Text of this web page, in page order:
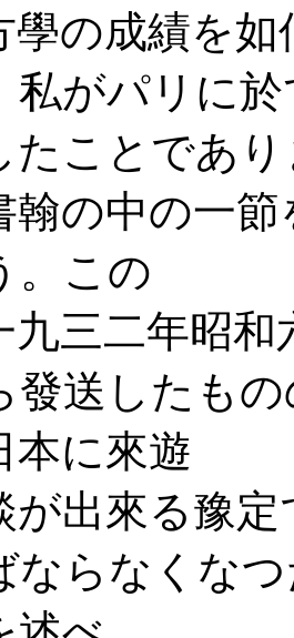
學の成績を
私がパリに
たことであ
翰の中の一
。この
九三二年昭
發送したも
本に來遊
が出來る豫
ならなくな